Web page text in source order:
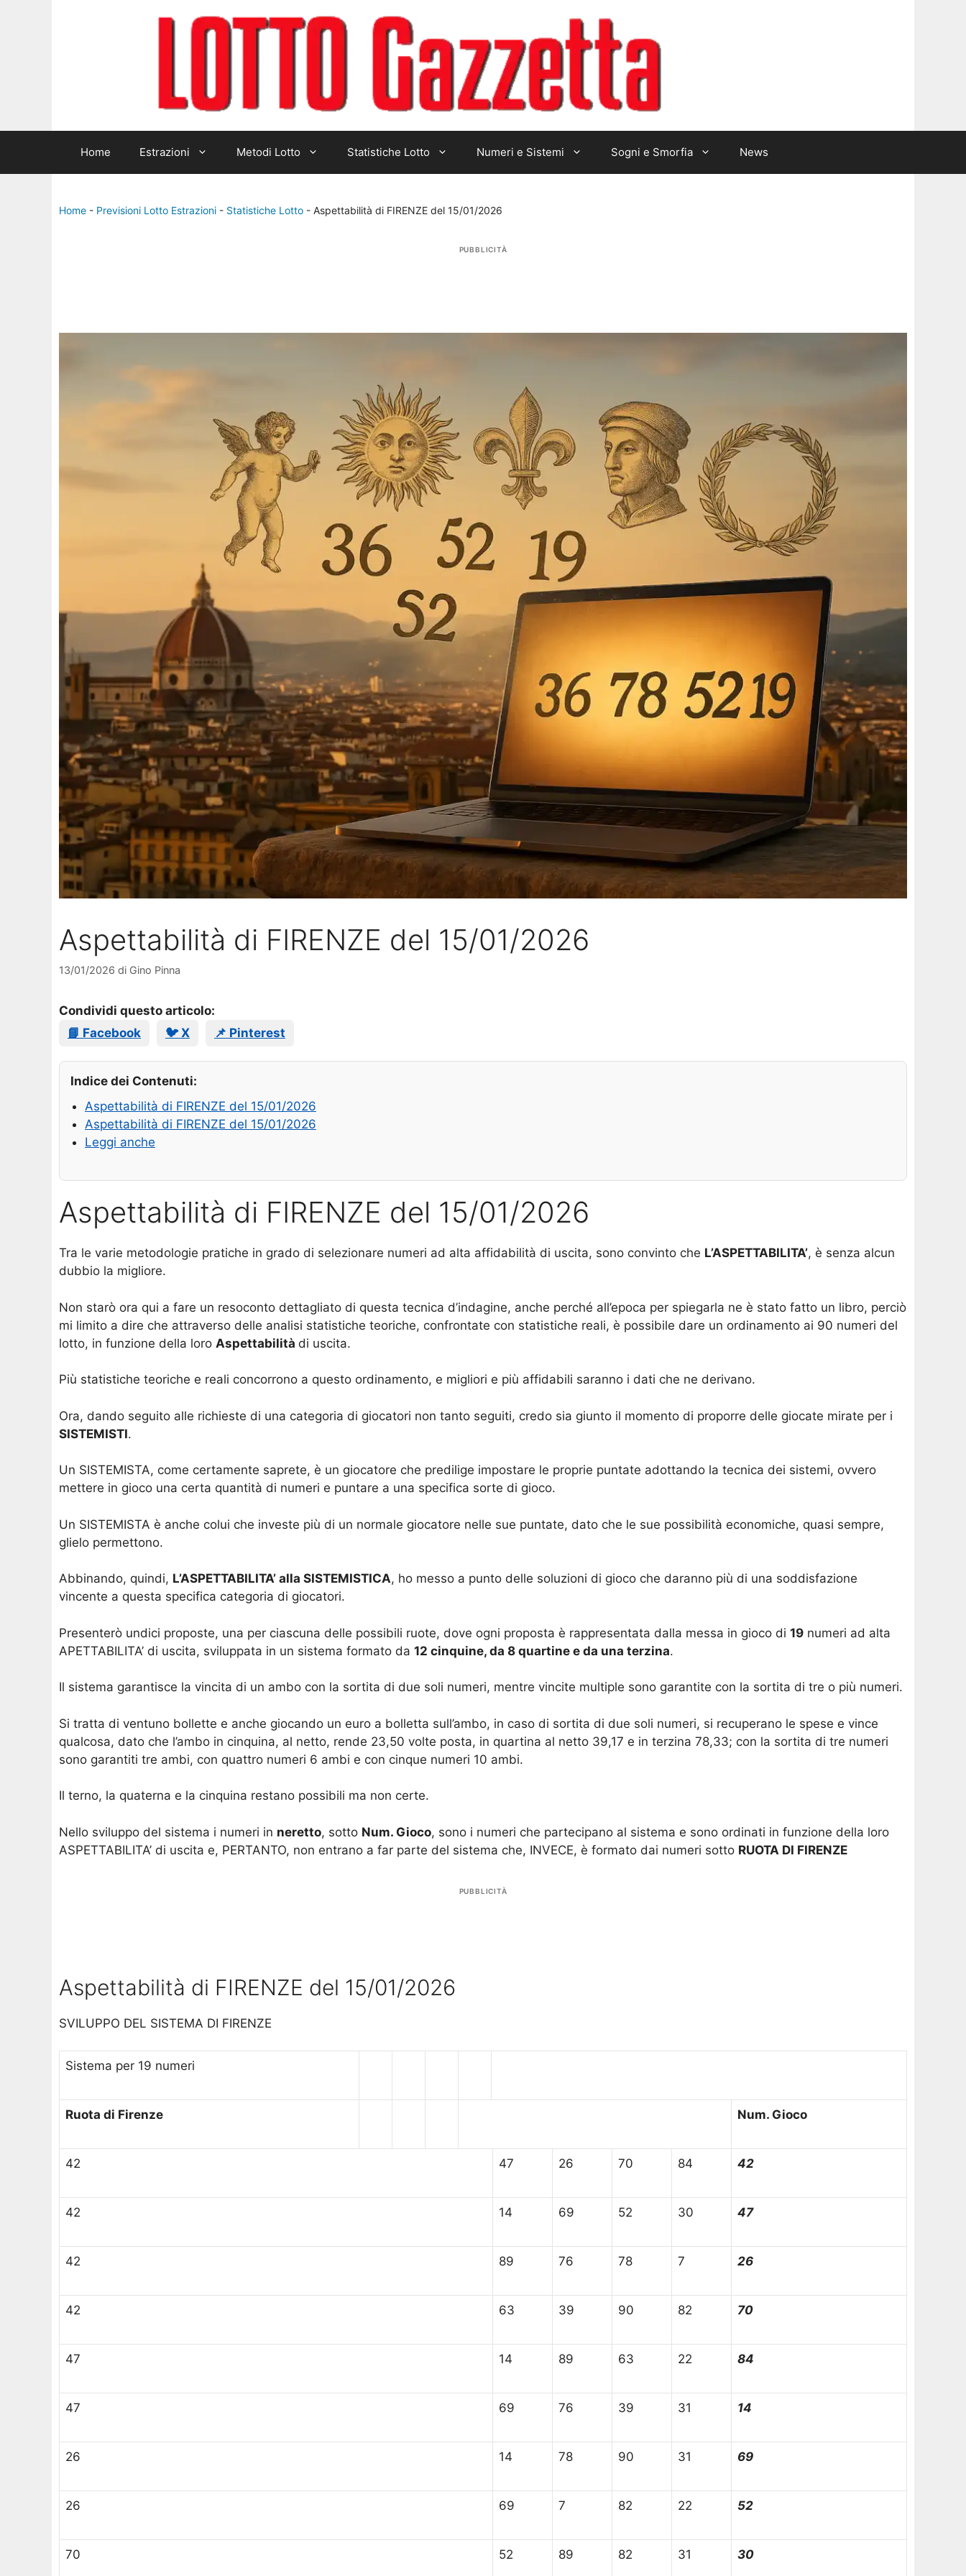
Home Estrazioni Metodi Lotto Statistiche Lotto Numeri e Sistemi Sogni e Smorfia News
Home - Previsioni Lotto Estrazioni - Statistiche Lotto - Aspettabilità di FIRENZE del 15/01/2026
PUBBLICITÀ
Aspettabilità di FIRENZE del 15/01/2026
13/01/2026 di Gino Pinna
Condividi questo articolo:
📘 Facebook
🐦 X 📌 Pinterest
Indice dei Contenuti:
Aspettabilità di FIRENZE del 15/01/2026
Aspettabilità di FIRENZE del 15/01/2026
Leggi anche
Aspettabilità di FIRENZE del 15/01/2026
Tra le varie metodologie pratiche in grado di selezionare numeri ad alta affidabilità di uscita, sono convinto che L’ASPETTABILITA’, è senza alcun
dubbio la migliore.
Non starò ora qui a fare un resoconto dettagliato di questa tecnica d’indagine, anche perché all’epoca per spiegarla ne è stato fatto un libro, perciò
mi limito a dire che attraverso delle analisi statistiche teoriche, confrontate con statistiche reali, è possibile dare un ordinamento ai 90 numeri del
lotto, in funzione della loro Aspettabilità di uscita.
Più statistiche teoriche e reali concorrono a questo ordinamento, e migliori e più affidabili saranno i dati che ne derivano.
Ora, dando seguito alle richieste di una categoria di giocatori non tanto seguiti, credo sia giunto il momento di proporre delle giocate mirate per i
SISTEMISTI.
Un SISTEMISTA, come certamente saprete, è un giocatore che predilige impostare le proprie puntate adottando la tecnica dei sistemi, ovvero
mettere in gioco una certa quantità di numeri e puntare a una specifica sorte di gioco.
Un SISTEMISTA è anche colui che investe più di un normale giocatore nelle sue puntate, dato che le sue possibilità economiche, quasi sempre,
glielo permettono.
Abbinando, quindi, L’ASPETTABILITA’ alla SISTEMISTICA, ho messo a punto delle soluzioni di gioco che daranno più di una soddisfazione
vincente a questa specifica categoria di giocatori.
Presenterò undici proposte, una per ciascuna delle possibili ruote, dove ogni proposta è rappresentata dalla messa in gioco di 19 numeri ad alta
APETTABILITA’ di uscita, sviluppata in un sistema formato da 12 cinquine, da 8 quartine e da una terzina.
Il sistema garantisce la vincita di un ambo con la sortita di due soli numeri, mentre vincite multiple sono garantite con la sortita di tre o più numeri.
Si tratta di ventuno bollette e anche giocando un euro a bolletta sull’ambo, in caso di sortita di due soli numeri, si recuperano le spese e vince
qualcosa, dato che l’ambo in cinquina, al netto, rende 23,50 volte posta, in quartina al netto 39,17 e in terzina 78,33; con la sortita di tre numeri
sono garantiti tre ambi, con quattro numeri 6 ambi e con cinque numeri 10 ambi.
Il terno, la quaterna e la cinquina restano possibili ma non certe.
Nello sviluppo del sistema i numeri in neretto, sotto Num. Gioco, sono i numeri che partecipano al sistema e sono ordinati in funzione della loro
ASPETTABILITA’ di uscita e, PERTANTO, non entrano a far parte del sistema che, INVECE, è formato dai numeri sotto RUOTA DI FIRENZE
PUBBLICITÀ
Aspettabilità di FIRENZE del 15/01/2026
SVILUPPO DEL SISTEMA DI FIRENZE
Sistema per 19 numeri
Ruota di Firenze Num. Gioco
42 47 26 70 84 42
42 14 69 52 30 47
42 89 76 78 7 26
42 63 39 90 82 70
47 14 89 63 22 84
47 69 76 39 31 14
26 14 78 90 31 69
26 69 7 82 22 52
70 52 89 82 31 30